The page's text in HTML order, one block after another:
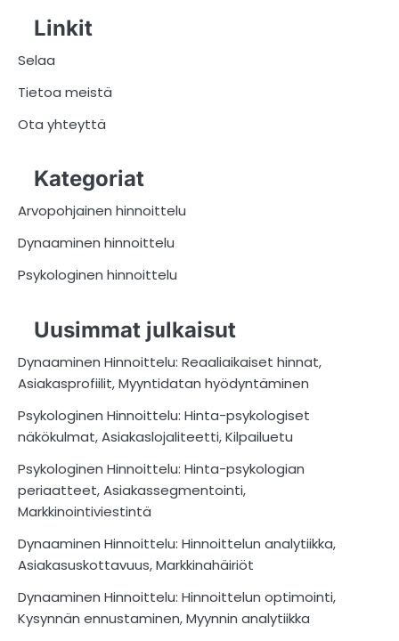
Linkit
Selaa
Tietoa meistä
Ota yhteyttä
Kategoriat
Arvopohjainen hinnoittelu
Dynaaminen hinnoittelu
Psykologinen hinnoittelu
Uusimmat julkaisut
Dynaaminen Hinnoittelu: Reaaliaikaiset hinnat,
Asiakasprofiilit, Myyntidatan hyödyntäminen
Psykologinen Hinnoittelu: Hinta-psykologiset
näkökulmat, Asiakaslojaliteetti, Kilpailuetu
Psykologinen Hinnoittelu: Hinta-psykologian
periaatteet, Asiakassegmentointi,
Markkinointiviestintä
Dynaaminen Hinnoittelu: Hinnoittelun analytiikka,
Asiakasuskottavuus, Markkinahäiriöt
Dynaaminen Hinnoittelu: Hinnoittelun optimointi,
Kysynnän ennustaminen, Myynnin analytiikka